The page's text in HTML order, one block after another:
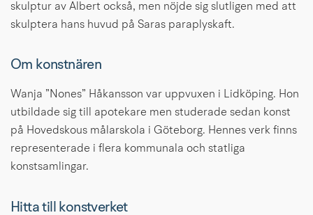
skulptur av Albert också, men nöjde sig slutligen med att
skulptera hans huvud på Saras paraplyskaft.
Om konstnären
Wanja ”Nones” Håkansson var uppvuxen i Lidköping. Hon
utbildade sig till apotekare men studerade sedan konst
på Hovedskous målarskola i Göteborg. Hennes verk finns
representerade i flera kommunala och statliga
konstsamlingar.
Hitta till konstverket